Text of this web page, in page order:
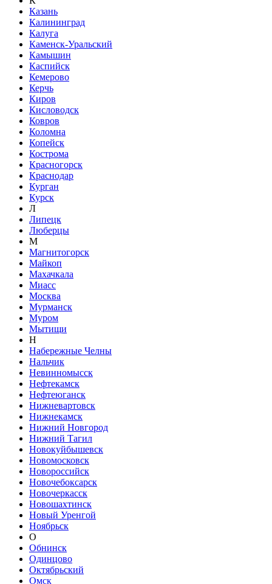
Казань
Калининград
Калуга
Каменск-Уральский
Камышин
Каспийск
Кемерово
Керчь
Киров
Кисловодск
Ковров
Коломна
Копейск
Кострома
Красногорск
Краснодар
Курган
Курск
Л
Липецк
Люберцы
М
Магнитогорск
Майкоп
Махачкала
Миасс
Москва
Мурманск
Муром
Мытищи
Н
Набережные Челны
Нальчик
Невинномысск
Нефтекамск
Нефтеюганск
Нижневартовск
Нижнекамск
Нижний Новгород
Нижний Тагил
Новокуйбышевск
Новомосковск
Новороссийск
Новочебоксарск
Новочеркасск
Новошахтинск
Новый Уренгой
Ноябрьск
О
Обнинск
Одинцово
Октябрьский
Омск